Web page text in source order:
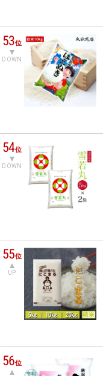
53位
DOWN
54位
DOWN
55位
UP
56位